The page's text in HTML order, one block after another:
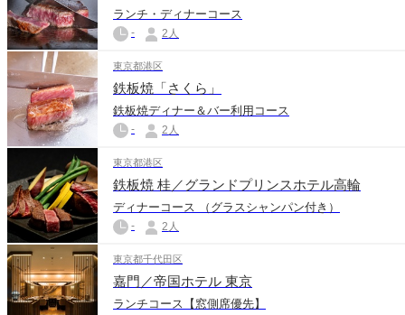
ランチ・ディナーコース
- 2人
東京都港区
鉄板焼「さくら」
鉄板焼ディナー＆バー利用コース
- 2人
東京都港区
鉄板焼 桂／グランドプリンスホテル高輪
ディナーコース （グラスシャンパン付き）
- 2人
東京都千代田区
嘉門／帝国ホテル 東京
ランチコース【窓側席優先】